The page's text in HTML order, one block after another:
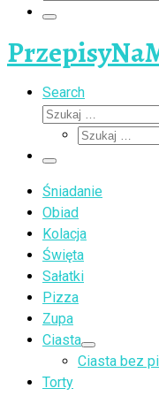
Menu
Search
Szukaj
Szukaj
Menu
Śniadanie
Obiad
Kolacja
Święta
Sałatki
Pizza
Zupa
Ciasta
Ciasta bez
Torty